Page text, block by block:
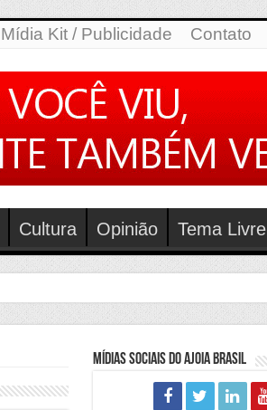
Mídia Kit / Publicidade Contato
Cultura Opinião Tema Livre
Mídias Sociais do Ajoia Brasil